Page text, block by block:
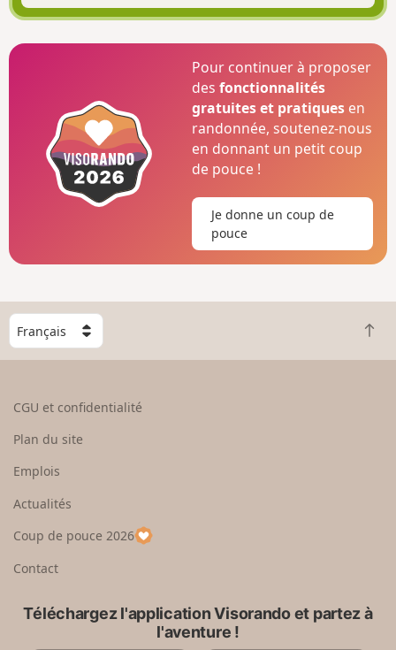
Pour continuer à proposer
desfonctionnalités
gratuites et pratiques en
randonnée, soutenez-nous
en donnant un petit coup
de pouce !
Je donne un coup de
pouce
C
h
o
e
u
p
a
R
e
CGU et confidentialité
Plan du site
Emplois
Actualités
Coup de pouce 2026
Contact
Téléchargez l'application Visorando et partez à
l'aventure !